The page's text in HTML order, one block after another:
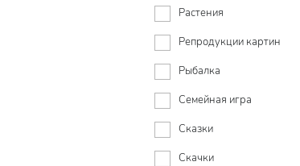
Растения
Репродукции картин
Рыбалка
Семейная игра
Сказки
Скачки